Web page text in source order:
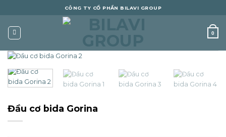
content
CÔNG TY CỔ PHẦN BILAVI GROUP
0
Đầu cơ bida Gorina